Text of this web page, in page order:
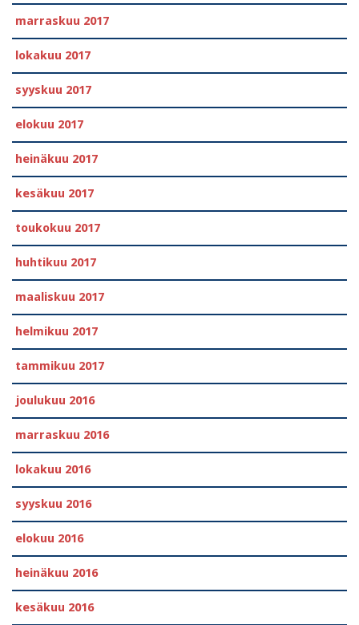
marraskuu 2017
lokakuu 2017
syyskuu 2017
elokuu 2017
heinäkuu 2017
kesäkuu 2017
toukokuu 2017
huhtikuu 2017
maaliskuu 2017
helmikuu 2017
tammikuu 2017
joulukuu 2016
marraskuu 2016
lokakuu 2016
syyskuu 2016
elokuu 2016
heinäkuu 2016
kesäkuu 2016